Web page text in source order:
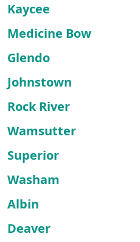
Kaycee
Medicine Bow
Glendo
Johnstown
Rock River
Wamsutter
Superior
Washam
Albin
Deaver